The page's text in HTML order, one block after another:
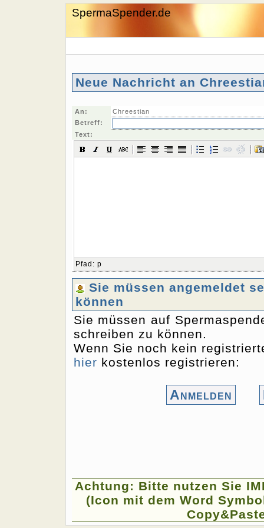
SpermaSpender.de
Neue Nachricht an
An:
Chreestian
Betreff:
Text:
Pfad : p
Sie müssen angemeldet
können
Sie müssen auf
schreiben zu können.
Wenn Sie noch kein
hier kostenlos registrieren:
Anmelden
Achtung: Bitte nutzen Sie
(Icon mit dem Word